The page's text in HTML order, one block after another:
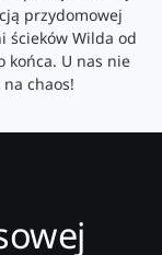
przydomowej
ścieków Wilda od
końca. U nas nie
chaos!